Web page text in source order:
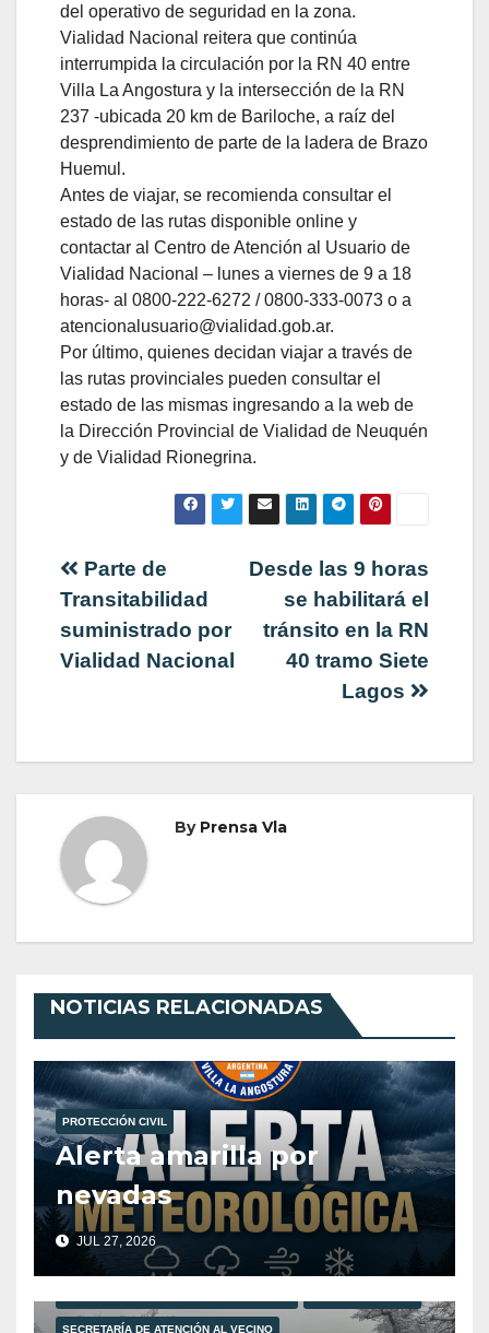
del operativo de seguridad en la zona.
Vialidad Nacional reitera que continúa
interrumpida la circulación por la RN 40 entre
Villa La Angostura y la intersección de la RN
237 -ubicada 20 km de Bariloche, a raíz del
desprendimiento de parte de la ladera de Brazo
Huemul.
Antes de viajar, se recomienda consultar el
estado de las rutas disponible online y
contactar al Centro de Atención al Usuario de
Vialidad Nacional – lunes a viernes de 9 a 18
horas- al 0800-222-6272 / 0800-333-0073 o a
atencionalusuario@vialidad.gob.ar.
Por último, quienes decidan viajar a través de
las rutas provinciales pueden consultar el
estado de las mismas ingresando a la web de
la Dirección Provincial de Vialidad de Neuquén
y de Vialidad Rionegrina.
Navegación
de
Desde las 9 horas
se habilitará el
tránsito en la RN
40 tramo Siete
Lagos
Parte de
Transitabilidad
suministrado por
Vialidad Nacional
By Prensa Vla
NOTICIAS RELACIONADAS
PROTECCIÓN CIVIL
Alerta amarilla por
nevadas
JUL 27, 2026
SECRETARÍA DE ATENCIÓN AL VECINO